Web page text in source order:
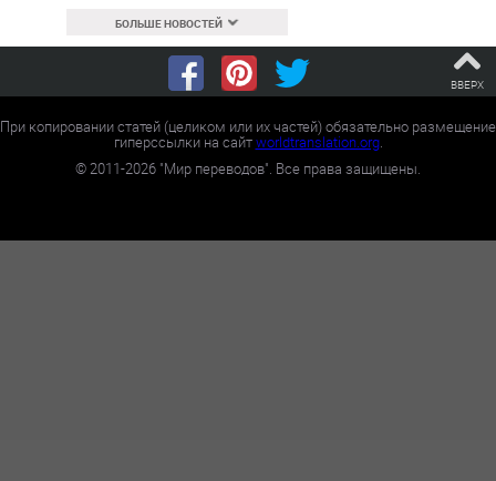
БОЛЬШЕ НОВОСТЕЙ
ВВЕРХ
При копировании статей (целиком или их частей) обязательно размещение
гиперссылки на сайтworldtranslation.org.
©2011-2026 "Мир переводов". Все права защищены.